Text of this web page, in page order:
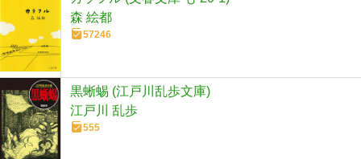
森 絵都
57246
黒蜥蜴 (江戸川乱歩文庫)
江戸川 乱歩
555